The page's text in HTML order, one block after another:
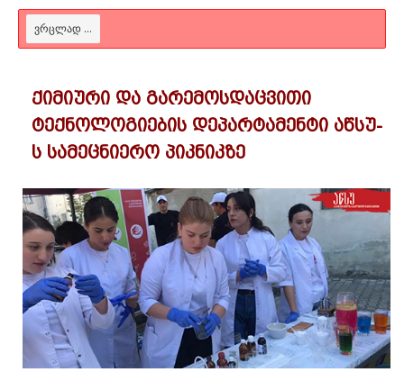
ᲕᲠᲪᲚᲐᲓ ...
ქიმიური და გარემოსდაცვითი
ტექნოლოგიების დეპარტამენტი აწსუ-
ს სამეცნიერო პიკნიკზე